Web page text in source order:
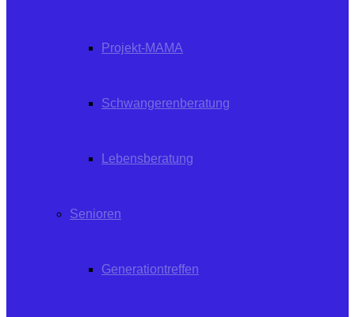
Projekt-MAMA
Schwangerenberatung
Lebensberatung
Senioren
Generationtreffen